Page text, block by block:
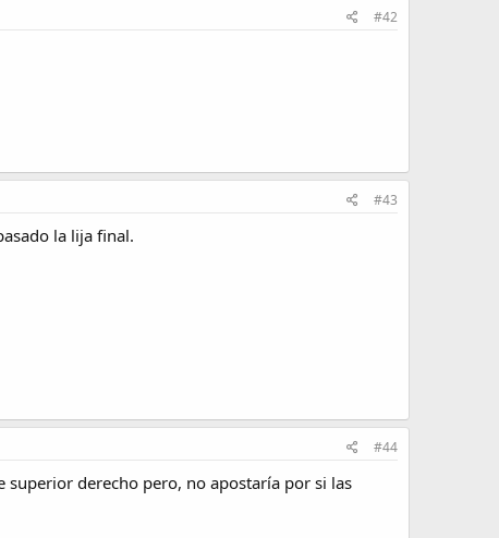
#42
#43
la lija final.
#44
superior derecho pero, no apostaría por si las